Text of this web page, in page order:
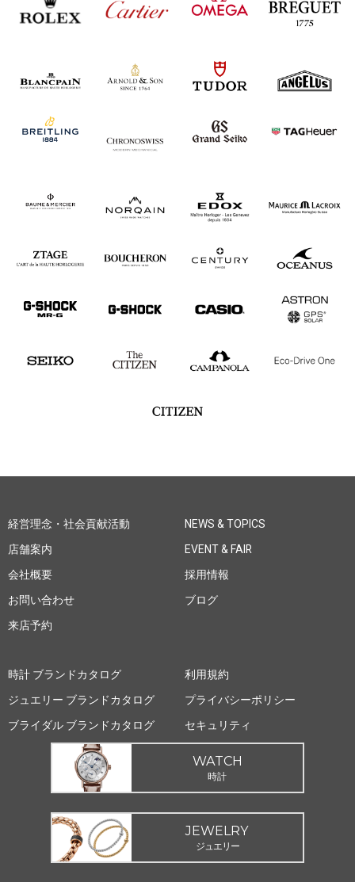
経営理念・社会貢献活動
店舗案内
会社概要
お問い合わせ
来店予約
NEWS & TOPICS
EVENT & FAIR
採用情報
ブログ
時計 ブランドカタログ
ジュエリー ブランドカタログ
ブライダル ブランドカタログ
利用規約
プライバシーポリシー
セキュリティ
WATCH
時計
JEWELRY
ジュエリー